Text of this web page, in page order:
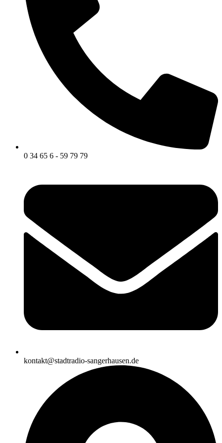
0 34 65 6 - 59 79 79
kontakt@stadtradio-sangerhausen.de